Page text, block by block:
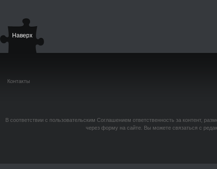
Наверх
Контакты
В соответствии с пользовательским Соглашением ответственность за контент,
через форму на сайте. Вы можете связаться с